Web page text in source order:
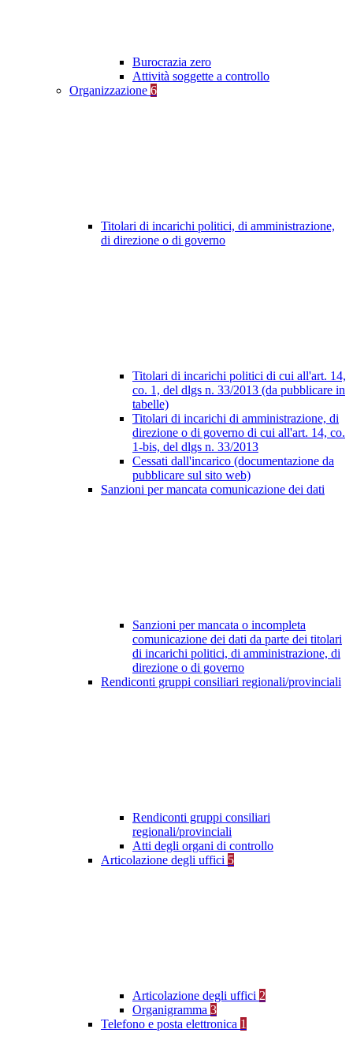
Burocrazia zero
Attività soggette a controllo
Organizzazione 6
Titolari di incarichi politici, di amministrazione,
di direzione o di governo
Titolari di incarichi politici di cui all'art. 14,
co. 1, del dlgs n. 33/2013 (da pubblicare in
tabelle)
Titolari di incarichi di amministrazione, di
direzione o di governo di cui all'art. 14, co.
1-bis, del dlgs n. 33/2013
Cessati dall'incarico (documentazione da
pubblicare sul sito web)
Sanzioni per mancata comunicazione dei dati
Sanzioni per mancata o incompleta
comunicazione dei dati da parte dei titolari
di incarichi politici, di amministrazione, di
direzione o di governo
Rendiconti gruppi consiliari regionali/provinciali
Rendiconti gruppi consiliari
regionali/provinciali
Atti degli organi di controllo
Articolazione degli uffici 5
Articolazione degli uffici 2
Organigramma 3
Telefono e posta elettronica 1